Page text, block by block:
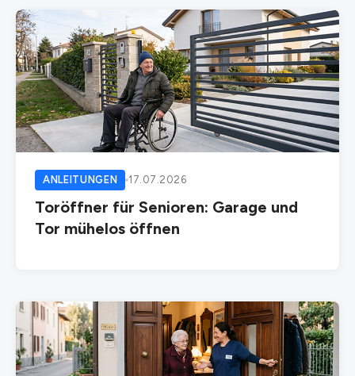
ANLEITUNGEN 17.07.2026
Toröffner für Senioren: Garage und
Tor mühelos öffnen